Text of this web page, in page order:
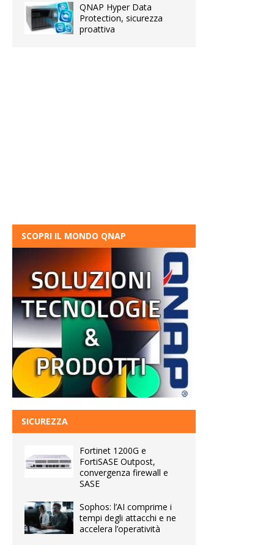
QNAP Hyper Data
Protection, sicurezza
proattiva
SCOPRI IL MONDO QNAP
SICUREZZA
Fortinet 1200G e
FortiSASE Outpost,
convergenza firewall e
SASE
Sophos: l’AI comprime i
tempi degli attacchi e ne
accelera l’operatività